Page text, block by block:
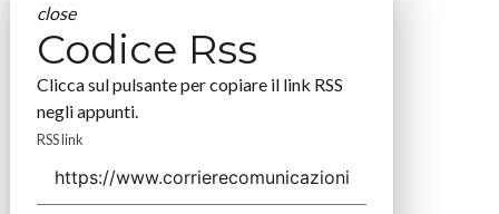
close
Codice Rss
Clicca sul pulsante per copiare il link RSS
negli appunti.
RSS link